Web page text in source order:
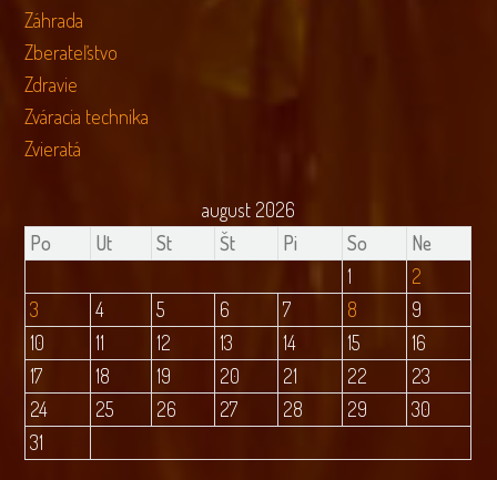
Záhrada
Zberateľstvo
Zdravie
Zváracia technika
Zvieratá
august 2026
Po
Ut St Št Pi So
Ne
1
2
3
4 5 6 7 8
9
10
11 12 13 14 15
16
17
18 19 20 21 22
23
24
25 26 27 28 29
30
31